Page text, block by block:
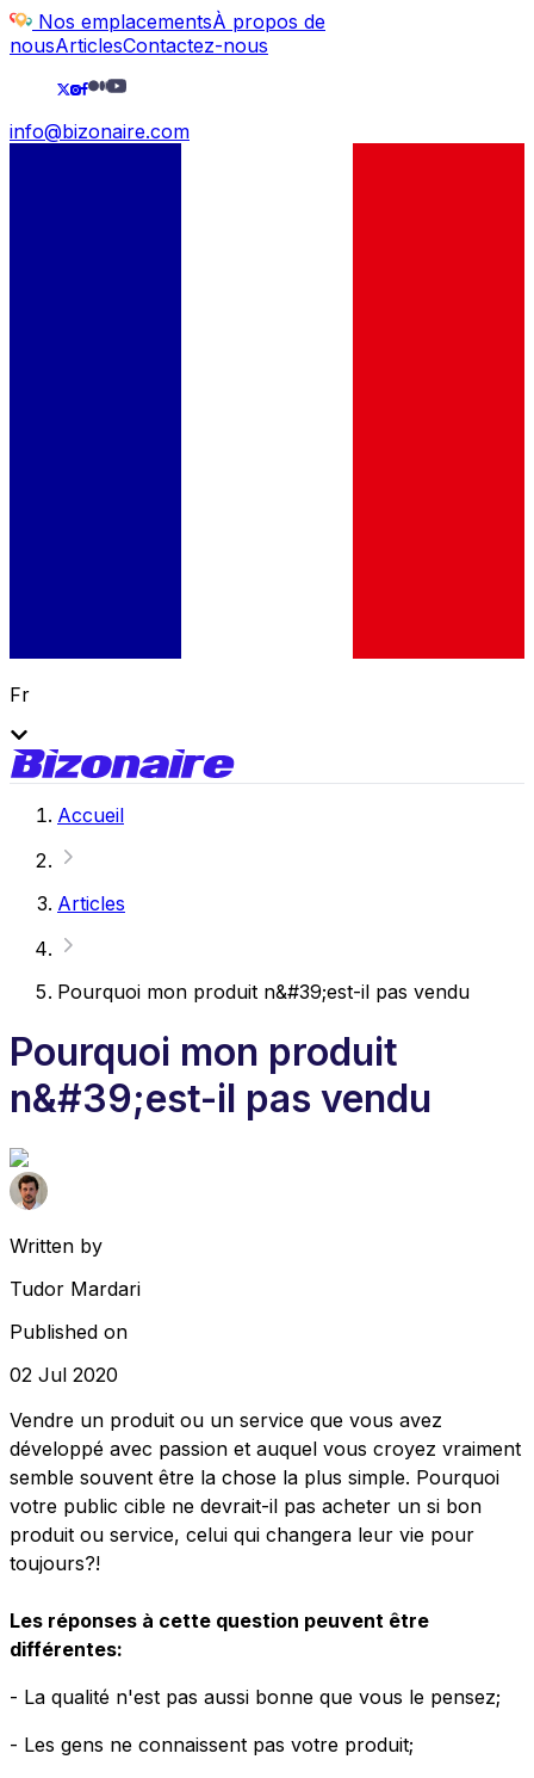
Nos emplacementsÀ propos de
nousArticlesContactez-nous
info@bizonaire.com
Fr
Accueil
Articles
Pourquoi mon produit n&#39;est-il pas vendu
Pourquoi mon produit
n&#39;est-il pas vendu
Written by
Tudor Mardari
Published on
02 Jul 2020
Vendre un produit ou un service que vous avez
développé avec passion et auquel vous croyez vraiment
semble souvent être la chose la plus simple. Pourquoi
votre public cible ne devrait-il pas acheter un si bon
produit ou service, celui qui changera leur vie pour
toujours?!
Les réponses à cette question peuvent être
différentes:
- La qualité n'est pas aussi bonne que vous le pensez;
- Les gens ne connaissent pas votre produit;